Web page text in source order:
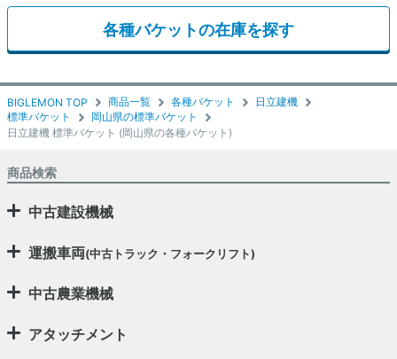
BIGLEMON TOP 商品一覧 各種バケット
日立建機
標準バケット
岡山県の標準バケット
日立建機 標準バケット (岡山県の各種バケット)
各種バケットの在庫を探す
商品検索
中古建設機械
運搬車両(中古トラック・フォークリフト)
中古農業機械
アタッチメント